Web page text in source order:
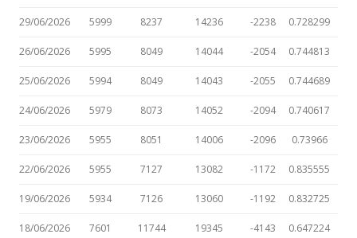
29/06/2026 5999 8237 14236 -2238 0.728299
26/06/2026 5995 8049 14044 -2054 0.744813
25/06/2026 5994 8049 14043 -2055 0.744689
24/06/2026 5979 8073 14052 -2094 0.740617
23/06/2026 5955 8051 14006 -2096 0.73966
22/06/2026 5955 7127 13082 -1172 0.835555
19/06/2026 5934 7126 13060 -1192 0.832725
18/06/2026 7601 11744 19345 -4143 0.647224